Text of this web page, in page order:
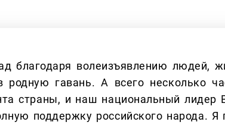
благодаря волеизъявлению людей,
гавань. А всего несколько
страны, и наш национальный лидер
поддержку российского народа.